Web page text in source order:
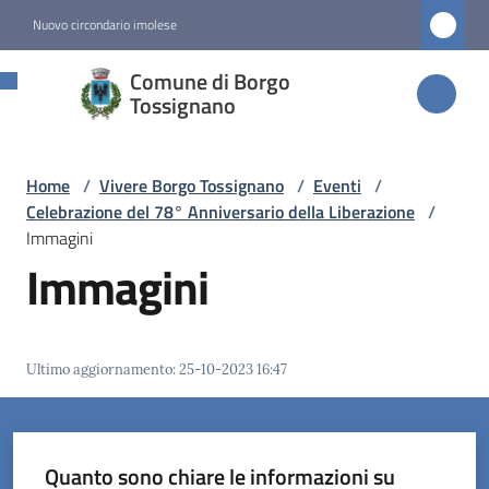
Nuovo circondario imolese
Comune di Borgo
Tossignano
Comune di
Borgo
Amministrazione
Novità
Borgo
Tossignano
Home / Vivere Borgo Tossignano / Eventi /
Celebrazione del 78° Anniversario della Liberazione /
Immagini
Immagini
Ultimo aggiornamento:25-10-2023 16:47
Quanto sono chiare le informazioni su